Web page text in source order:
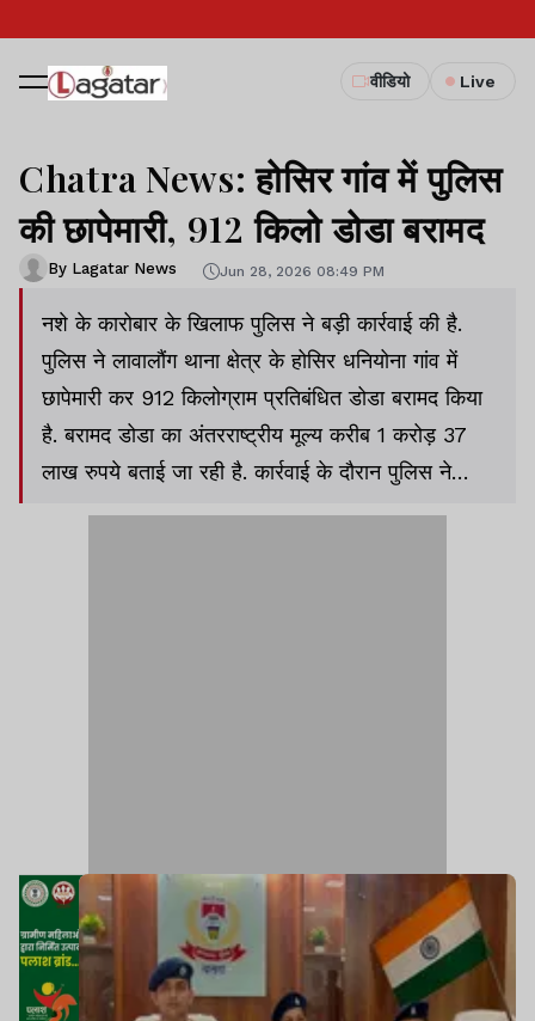
वीडियो Live
Chatra News: होसिर गांव में पुलिस
की छापेमारी, 912 किलो डोडा बरामद
By Lagatar News Jun 28, 2026 08:49 PM
नशे के कारोबार के खिलाफ पुलिस ने बड़ी कार्रवाई की है.
पुलिस ने लावालौंग थाना क्षेत्र के होसिर धनियोना गांव में
छापेमारी कर 912 किलोग्राम प्रतिबंधित डोडा बरामद किया
है. बरामद डोडा का अंतरराष्ट्रीय मूल्य करीब 1 करोड़ 37
लाख रुपये बताई जा रही है. कार्रवाई के दौरान पुलिस ने